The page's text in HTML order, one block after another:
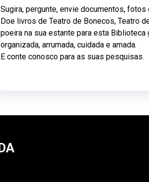
Sugira, pergunte, envie documentos,
Doe livros de Teatro de Bonecos, Teatro
poeira na sua estante para esta
organizada, arrumada, cuidada e amada.
E conte conosco para as suas pesquisas.